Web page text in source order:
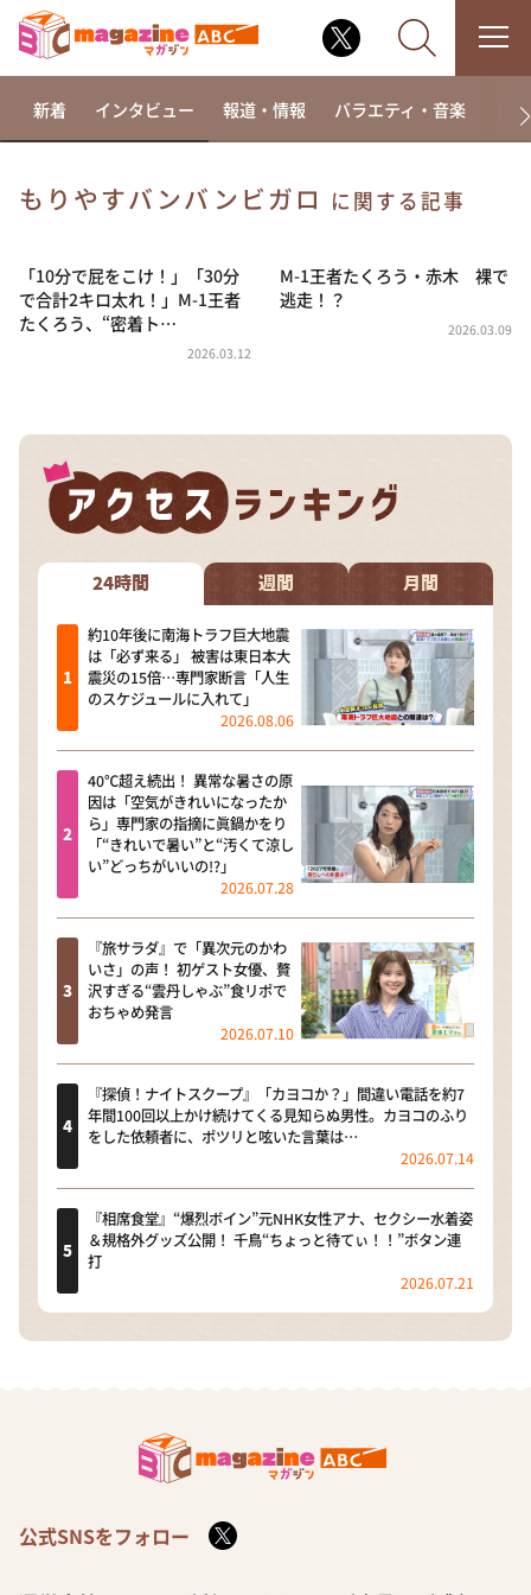
相席食堂
これ余談なんですけど・・・
～人生密着トークバラエティ！～ やすとものいたっ
河合＆A.B.C-Z塚田×福井アナ「なんでやねん！？」
（news おかえり）
DAIGOも台所 ～きょうの献立 何にする？～
本日はダイアンなり！シーズン２
朝だ！生です旅サラダ
教えて！ニュースライブ 正義のミカタ
ＬＩＦＥ～夢のカタチ～
新婚さんいらっしゃい！
ポツンと一軒家
ザキ山小屋本館
ぺこぱのまるスポ
新着 インタビュー 報道・情報 バラエティ・音楽 ド
もりやすバンバンビガロ に関する記事
「10分で屁をこけ！」「30分
で合計2キロ太れ！」M-1王者
たくろう、“密着ト…
2026.03.12
M-1王者たくろう・赤木 裸で
逃走！？
2026.03.09
24時間 週間 月間
約10年後に南海トラフ巨大地震
は「必ず来る」 被害は東日本大
震災の15倍…専門家断言「人生
のスケジュールに入れて」
2026.08.06
40℃超え続出！ 異常な暑さの原
因は「空気がきれいになったか
ら」専門家の指摘に眞鍋かをり
「“きれいで暑い”と“汚くて涼し
い”どっちがいいの!?」
2026.07.28
『旅サラダ』で「異次元のかわ
いさ」の声！ 初ゲスト女優、贅
沢すぎる“雲丹しゃぶ”食リポで
おちゃめ発言
2026.07.10
『探偵！ナイトスクープ』「カヨコか？」間違い電話を約7
年間100回以上かけ続けてくる見知らぬ男性。カヨコのふり
をした依頼者に、ポツリと呟いた言葉は…
2026.07.14
『相席食堂』“爆烈ボイン”元NHK女性アナ、セクシー水着姿
＆規格外グッズ公開！ 千鳥“ちょっと待てぃ！！”ボタン連
打
2026.07.21
公式SNSをフォロー